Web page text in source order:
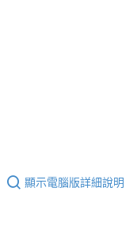
顯示電腦版詳細說明